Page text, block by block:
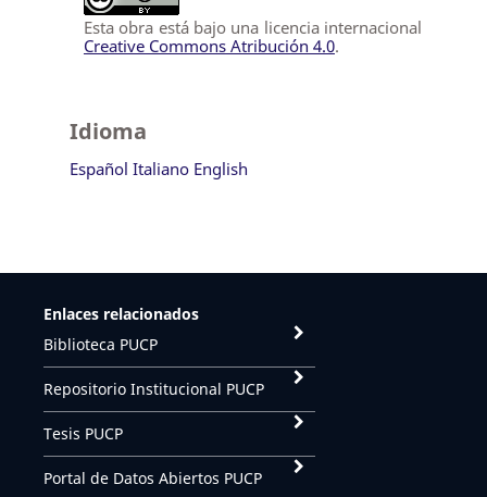
Esta obra está bajo una licencia internacional
Creative Commons Atribución 4.0.
Idioma
Español Italiano English
Enlaces relacionados
Biblioteca PUCP
Repositorio Institucional PUCP
Tesis PUCP
Portal de Datos Abiertos PUCP